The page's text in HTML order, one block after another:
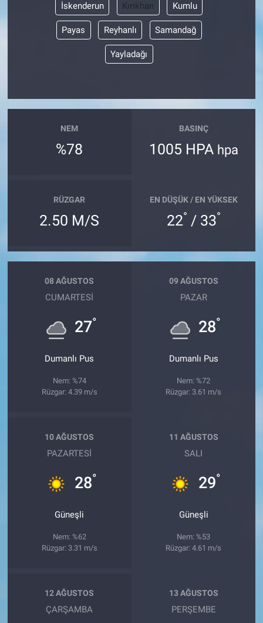
İskenderun Kırıkhan Kumlu
Payas Reyhanlı Samandağ
Yayladağı
NEM
%78
BASINÇ
1005 HPA hpa
RÜZGAR
2.50 M/S
EN DÜŞÜK / EN YÜKSEK
22° / 33°
08 AĞUSTOS
CUMARTESI
27°
Dumanlı Pus
Nem: %74
Rüzgar: 4.39 m/s
09 AĞUSTOS
PAZAR
28°
Dumanlı Pus
Nem: %72
Rüzgar: 3.61 m/s
10 AĞUSTOS
PAZARTESI
28°
Güneşli
Nem: %62
Rüzgar: 3.31 m/s
11 AĞUSTOS
SALI
29°
Güneşli
Nem: %53
Rüzgar: 4.61 m/s
12 AĞUSTOS
ÇARŞAMBA
13 AĞUSTOS
PERŞEMBE